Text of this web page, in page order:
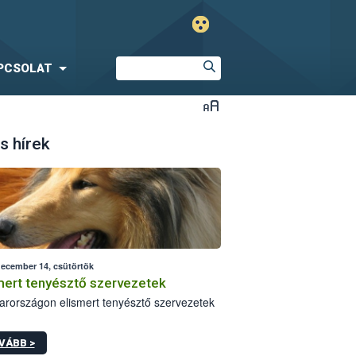
hírek
14, csütörtök
tenyésztő szervezetek
elismert tenyésztő szervezetek
>